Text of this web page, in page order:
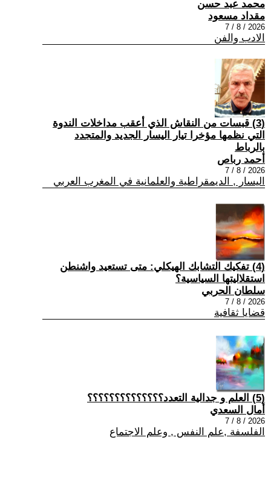
محمد عبد حسن
مقداد مسعود
2026 / 8 / 7
الادب والفن
(3) قبسات من النقاش الذي أعقب مداخلات الندوة
التي نظمها مؤخرا تيار اليسار الجديد والمتجدد
بالرباط
أحمد رباص
2026 / 8 / 7
اليسار , الديمقراطية والعلمانية في المغرب العربي
(4) تفكيك التشابك الهيكلي: متى تستعيد واشنطن
استقلاليتها السياسية؟
سلطان الحربي
2026 / 8 / 7
قضايا ثقافية
(5) العلم و جدالية التعدد؟؟؟؟؟؟؟؟؟؟؟؟؟؟
أمال السعدي
2026 / 8 / 7
الفلسفة ,علم النفس , وعلم الاجتماع